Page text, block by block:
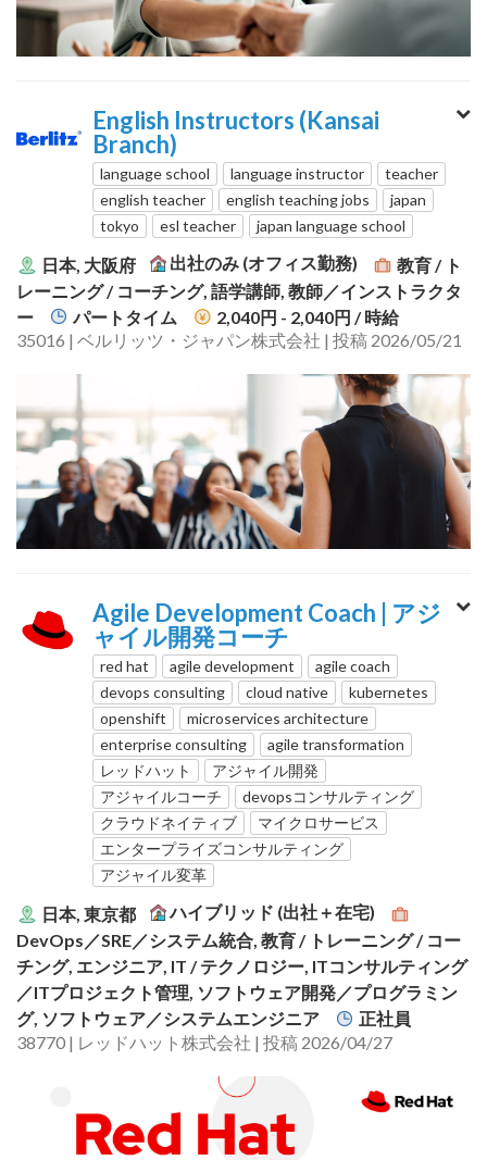
English Instructors (Kansai
Branch)
language school language instructor
teacher
english teacher
english teaching jobs
japan
tokyo
esl teacher japan language school
日本, 大阪府 出社のみ (オフィス勤務)
教育 / ト
レーニング / コーチング, 語学講師, 教師／インストラクタ
ー
パートタイム 2,040円 - 2,040円 / 時給
35016 | ベルリッツ・ジャパン株式会社 | 投稿 2026/05/21
Agile Development Coach | アジ
ャイル開発コーチ
red hat agile development
agile coach
devops consulting
cloud native
kubernetes
openshift
microservices architecture
enterprise consulting
agile transformation
レッドハット
アジャイル開発
アジャイルコーチ
devopsコンサルティング
クラウドネイティブ
マイクロサービス
エンタープライズコンサルティング
アジャイル変革
日本, 東京都
ハイブリッド (出社＋在宅)
DevOps／SRE／システム統合, 教育 / トレーニング / コー
チング, エンジニア, IT / テクノロジー, ITコンサルティング
／ITプロジェクト管理, ソフトウェア開発／プログラミン
グ, ソフトウェア／システムエンジニア
正社員
38770 | レッドハット株式会社 | 投稿 2026/04/27